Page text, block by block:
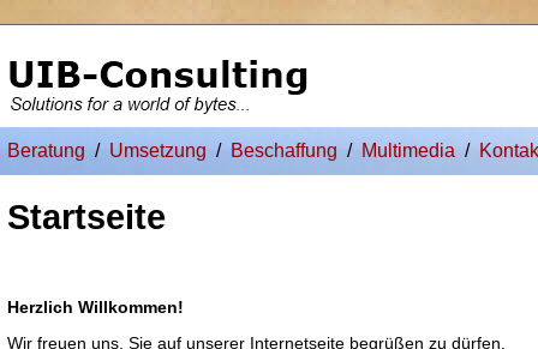
Beratung / Umsetzung / Beschaffung / Multimedia /
Startseite
Herzlich Willkommen!
Wir freuen uns, Sie auf unserer Internetseite begrüßen zu dürfen.